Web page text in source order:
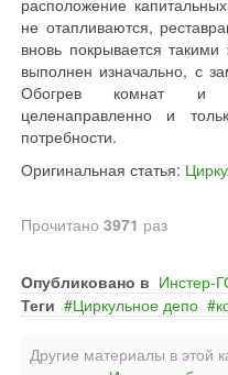
не отапливаются,
вновь покрывается
выполнен изначально, с
Обогрев комнат и
целенаправленно и
потребности.
Оригинальная статья:
Прочитано 3971 раз
Опубликовано в Инстер-
Теги
Циркульное депо
Другие материалы в этой